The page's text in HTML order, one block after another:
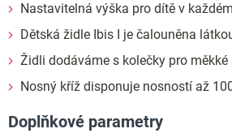
Nastavitelná výška pro dítě v
Dětská židle Ibis I je čalouněna
Židli dodáváme s kolečky pro
Nosný kříž disponuje nosností až
Doplňkové parametry